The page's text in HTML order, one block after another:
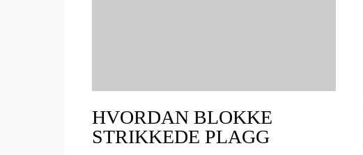
HVORDAN BLOKKE
STRIKKEDE PLAGG